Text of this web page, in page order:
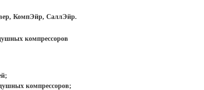
КомпЭйр, СаллЭйр.
компрессоров
компрессоров;